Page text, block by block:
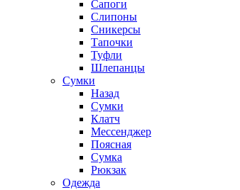
Сапоги
Слипоны
Сникерсы
Тапочки
Туфли
Шлепанцы
Cумки
Назад
Cумки
Клатч
Мессенджер
Поясная
Сумка
Рюкзак
Одежда